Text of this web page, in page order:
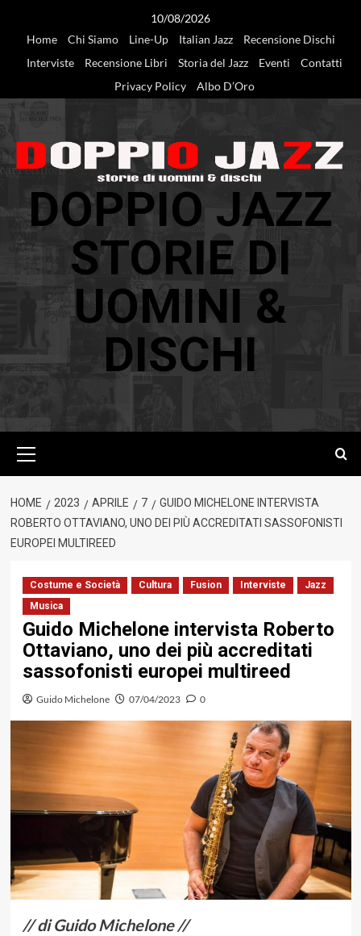
10/08/2026
Home
Chi Siamo Line-Up Italian Jazz
Recensione Dischi
Interviste
Recensione Libri Storia del Jazz Eventi
Contatti
Privacy Policy
Albo D’Oro
DOPPIO JAZZ
STORIE DI
UOMINI &
DISCHI
principale
HOME 2023 APRILE 7
GUIDO MICHELONE INTERVISTA
ROBERTO OTTAVIANO, UNO DEI PIÙ ACCREDITATI SASSOFONISTI
EUROPEI MULTIREED
Costume e Società Cultura Fusion Interviste
Jazz
Musica
Guido Michelone intervista Roberto
Ottaviano, uno dei più accreditati
sassofonisti europei multireed
Guido Michelone 07/04/2023 0
// di Guido Michelone //